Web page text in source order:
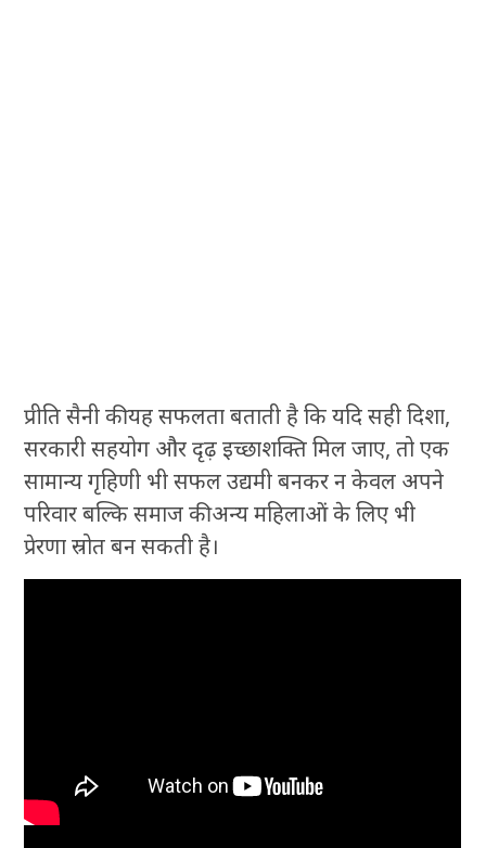
प्रीति सैनी की यह सफलता बताती है कि यदि सही दिशा,
सरकारी सहयोग और दृढ़ इच्छाशक्ति मिल जाए, तो एक
सामान्य गृहिणी भी सफल उद्यमी बनकर न केवल अपने
परिवार बल्कि समाज की अन्य महिलाओं के लिए भी
प्रेरणा स्रोत बन सकती है।